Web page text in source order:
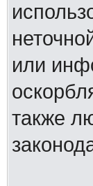
или
также